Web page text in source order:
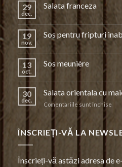
29
dec.
Salata franceza
19
nov.
Sos pentru fripturi
13
oct.
Sos meunière
30
dec.
Salata orientala cu
Comentariile sunt închise
cu
ÎNSCRIEȚI-VĂ LA
Înscrieți-vă astăzi adresa de